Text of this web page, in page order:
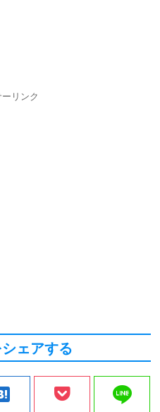
リンク
ェアする
line